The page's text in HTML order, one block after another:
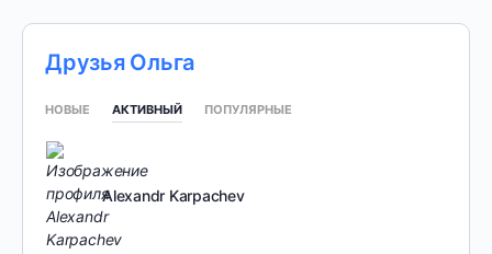
Друзья Ольга
НОВЫЕ АКТИВНЫЙ ПОПУЛЯРНЫЕ
Alexandr Karpachev